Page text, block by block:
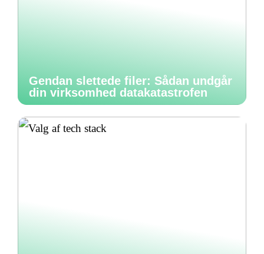
Gendan slettede filer: Sådan undgår
din virksomhed datakatastrofen